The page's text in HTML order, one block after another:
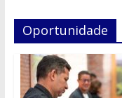
Oportunidade